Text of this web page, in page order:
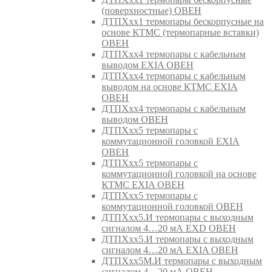
(поверхностные) ОВЕН
ДТПХхх1 термопары бескорпусные на
основе КТМС (термопарные вставки)
ОВЕН
ДТПХхх4 термопары с кабельным
выводом EXIA ОВЕН
ДТПХхх4 термопары с кабельным
выводом на основе КТМС EXIA
ОВЕН
ДТПХхх4 термопары с кабельным
выводом ОВЕН
ДТПХхх5 термопары с
коммутационной головкой EXIA
ОВЕН
ДТПХхх5 термопары с
коммутационной головкой на основе
КТМС EXIA ОВЕН
ДТПХхх5 термопары с
коммутационной головкой ОВЕН
ДТПХхх5.И термопары с выходным
сигналом 4…20 мА EXD ОВЕН
ДТПХхх5.И термопары с выходным
сигналом 4…20 мА EXIA ОВЕН
ДТПХхх5М.И термопары с выходным